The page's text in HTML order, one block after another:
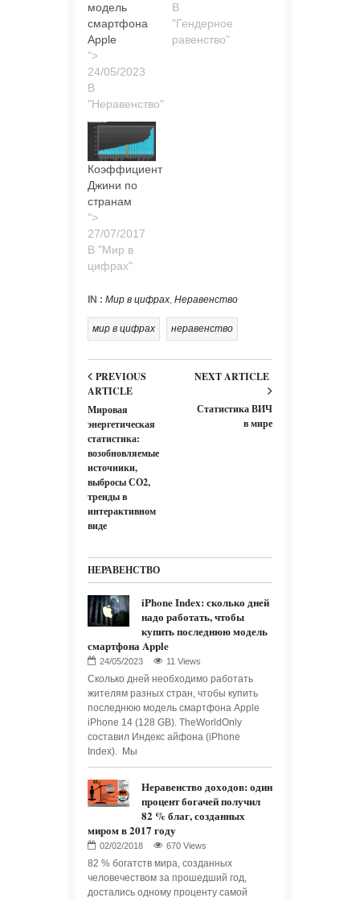
модель
смартфона
Apple
">
В
"Неравенство"
В
"Гендерное
равенство"
Коэффициент
Джини по
странам
">
В "Мир в
цифрах"
IN : Мир в цифрах Неравенство
мир в цифрах неравенство
PREVIOUS
ARTICLE
Мировая
энергетическая
статистика:
возобновляемые
источники,
выбросы СО2,
тренды в
интерактивном
виде
NEXT ARTICLE
Статистика ВИЧ
в мире
НЕРАВЕНСТВО
iPhone Index: сколько дней
надо работать, чтобы
купить последнюю модель
смартфона Apple
11 Views
Сколько дней необходимо работать
жителям разных стран, чтобы купить
последнюю модель смартфона Apple
iPhone 14 (128 GB). TheWorldOnly
составил Индекс айфона (iPhone
Index). Мы
Неравенство доходов: один
процент богачей получил
82 % благ, созданных
миром в 2017 году
670 Views
82 % богатств мира, созданных
человечеством за прошедший год,
достались одному проценту самой